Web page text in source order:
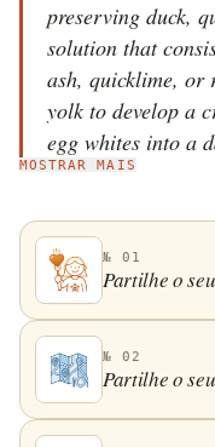
preserving duck,
solution that
ash, quicklime, or
yolk to develop a
egg whites into a
The dish is
duck eggs in a
them. Afterwards,
to improve the
compared to a
and flavor, and it
or a side dish,
pork porridge or
MOSTRAR MAIS
№ 01
Partilhe o
№ 02
Partilhe o